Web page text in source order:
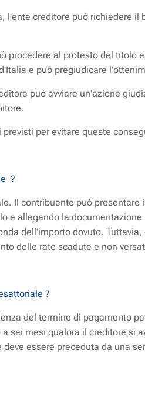
l'ente creditore può richiedere il
procedere al protesto del titolo
e può pregiudicare
può avviare un'azione
per evitare queste
?
Il contribuente può presentare
e allegando la
dell'importo dovuto.
delle rate scadute e non
?
del termine di pagamento
sei mesi qualora il creditore si
essere preceduta da una